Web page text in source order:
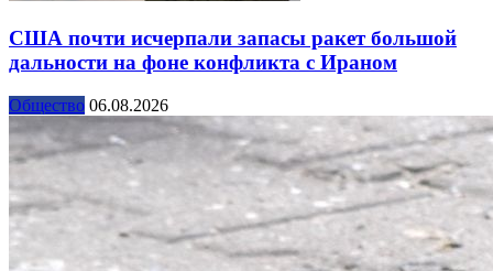
США почти исчерпали запасы ракет большой
дальности на фоне конфликта с Ираном
Общество 06.08.2026